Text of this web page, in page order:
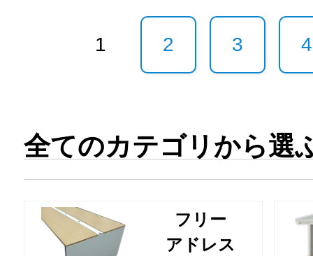
1 2 3 4
全てのカテゴリから選
フリー
アドレス